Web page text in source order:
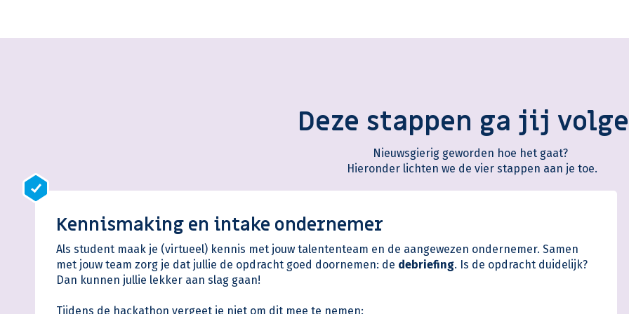
Deze stappen ga jij
Nieuwsgierig geworden hoe het gaat?
Hieronder lichten we de vier stappen aan je toe.
Kennismaking en intake ondernemer
Als student maak je (virtueel) kennis met jouw talententeam en de aangewezen ondernemer. Samen
met jouw team zorg je dat jullie de opdracht goed doornemen: de debriefing. Is de opdracht duidelijk?
Dan kunnen jullie lekker aan slag gaan!
Tijdens de hackathon vergeet je niet om dit mee te nemen: